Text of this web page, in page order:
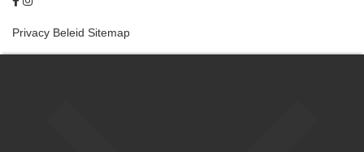
Privacy Beleid Sitemap